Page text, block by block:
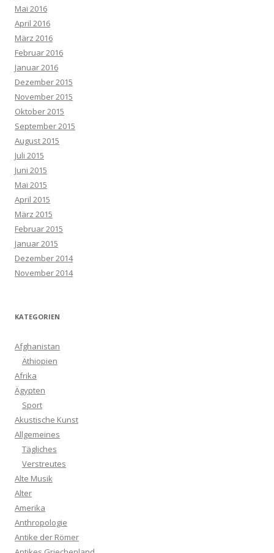
Mai 2016
April 2016
März 2016
Februar 2016
Januar 2016
Dezember 2015
November 2015
Oktober 2015
September 2015
August 2015
Juli 2015
Juni 2015
Mai 2015
April 2015
März 2015
Februar 2015
Januar 2015
Dezember 2014
November 2014
KATEGORIEN
Afghanistan
Äthiopien
Afrika
Ägypten
Sport
Akustische Kunst
Allgemeines
Tägliches
Verstreutes
Alte Musik
Alter
Amerika
Anthropologie
Antike der Römer